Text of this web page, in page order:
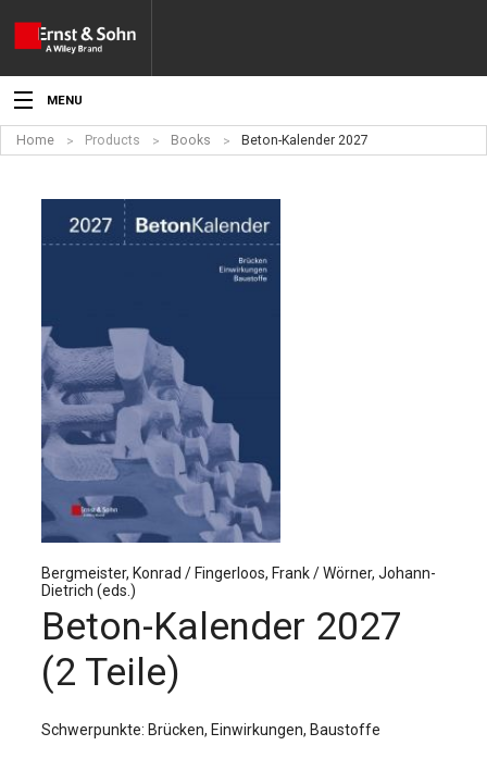
MENU
News
Events
Topics
Media
Service
For Authors
The Publishing House
Sprache / Language: DE Sprache / Language: EN
Home Products Books Beton-Kalender 2027
Bergmeister, Konrad / Fingerloos, Frank / Wörner, Johann-
Dietrich (eds.)
Beton-Kalender 2027
(2 Teile)
Schwerpunkte: Brücken, Einwirkungen, Baustoffe